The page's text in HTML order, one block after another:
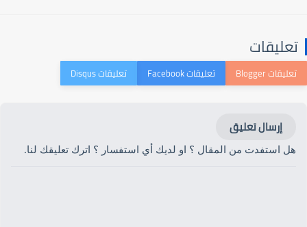
تعليقات
إرسال تعليق
هل استفدت من المقال ؟ او لديك أي استفسار ؟ اترك تعليقك لنا.